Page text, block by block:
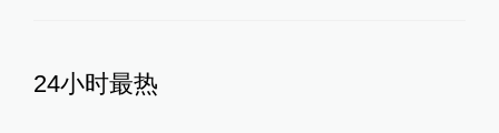
24小时最热